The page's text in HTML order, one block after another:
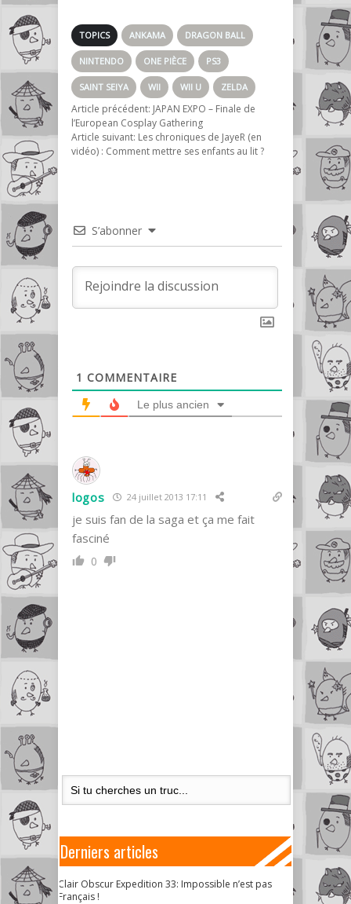
TOPICS ANKAMA DRAGON BALL
NINTENDO ONE PIÈCE PS3
SAINT SEIYA WII WII U ZELDA
Article précédent: JAPAN EXPO – Finale de
l’European Cosplay Gathering
Article suivant: Les chroniques de JayeR (en
vidéo) : Comment mettre ses enfants au lit ?
S’abonner
1 COMMENTAIRE
Le plus ancien
logos 24 juillet 2013 17:11
je suis fan de la saga et ça me fait
fasciné
0
Derniers articles
Clair Obscur Expedition 33: Impossible n’est pas
Français !